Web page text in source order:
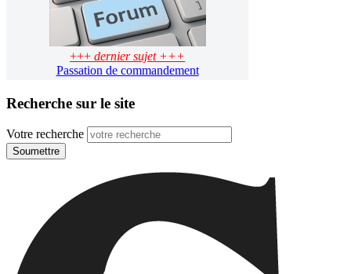
+++ dernier sujet +++
Passation de commandement
Recherche sur le site
Votre recherche
Soumettre